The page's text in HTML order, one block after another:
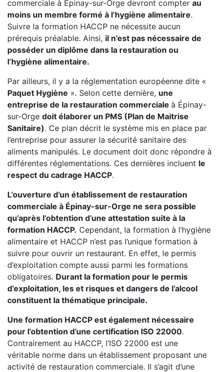
commerciale à Épinay-sur-Orge devront compter au
moins un membre formé à l’hygiène alimentaire.
Suivre la formation HACCP ne nécessite aucun
prérequis préalable. Ainsi, il n’est pas nécessaire de
posséder un diplôme dans la restauration ou
l’hygiène alimentaire.
Par ailleurs, il y a la réglementation européenne dite «
Paquet Hygiène ». Selon cette dernière, une
entreprise de la restauration commerciale à Épinay-
sur-Orge doit élaborer un PMS (Plan de Maitrise
Sanitaire). Ce plan décrit le système mis en place par
l’entreprise pour assurer la sécurité sanitaire des
aliments manipulés. Le document doit donc répondre à
différentes réglementations. Ces dernières incluent le
respect du cadrage HACCP.
L’ouverture d’un établissement de restauration
commerciale à Épinay-sur-Orge ne sera possible
qu’après l’obtention d’une attestation suite à la
formation HACCP. Cependant, la formation à l’hygiène
alimentaire et HACCP n’est pas l’unique formation à
suivre pour ouvrir un restaurant. En effet, le permis
d’exploitation compte aussi parmi les formations
obligatoires. Durant la formation pour le permis
d’exploitation, les et risques et dangers de l’alcool
constituent la thématique principale.
Une formation HACCP est également nécessaire
pour l’obtention d’une certification ISO 22000.
Contrairement au HACCP, l’ISO 22000 est une
véritable norme dans un établissement proposant une
activité de restauration commerciale. Il s’agit d’une